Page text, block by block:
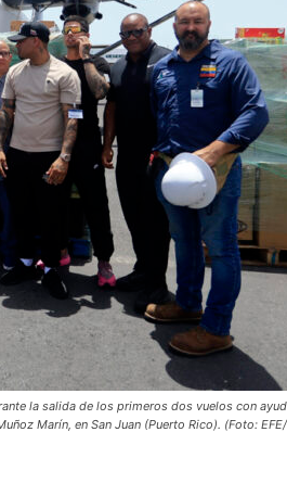
la salida de los primeros dos vuelos con
Marín, en San Juan (Puerto Rico). (Foto: